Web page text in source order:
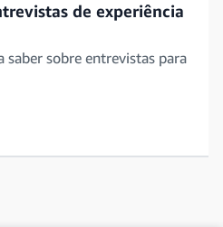
de experiência
saber sobre entrevistas para